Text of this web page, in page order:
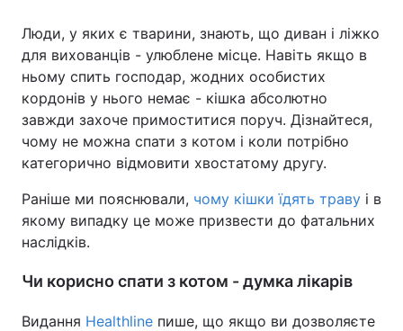
Люди, у яких є тварини, знають, що диван і ліжко
для вихованців - улюблене місце. Навіть якщо в
ньому спить господар, жодних особистих
кордонів у нього немає - кішка абсолютно
завжди захоче примоститися поруч. Дізнайтеся,
чому не можна спати з котом і коли потрібно
категорично відмовити хвостатому другу.
Раніше ми пояснювали, чому кішки їдять траву і в
якому випадку це може призвести до фатальних
наслідків.
Чи корисно спати з котом - думка лікарів
Видання Healthline пише, що якщо ви дозволяєте